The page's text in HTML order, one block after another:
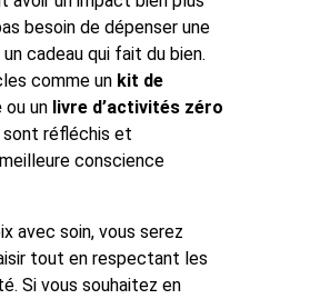
besoin de dépenser une
cadeau qui fait du bien.
comme un kit de
ou un livre d’activités zéro
sont réfléchis et
conscience
avec soin, vous serez
tout en respectant les
Si vous souhaitez en